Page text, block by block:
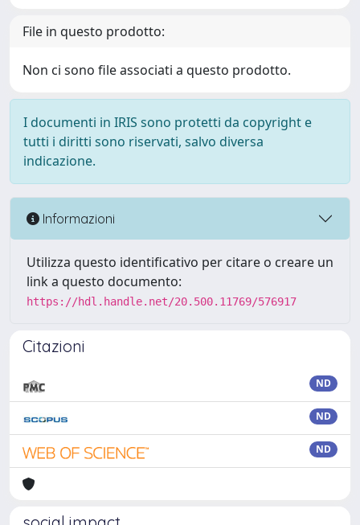
File in questo prodotto:
Non ci sono file associati a questo prodotto.
I documenti in IRIS sono protetti da copyright e
tutti i diritti sono riservati, salvo diversa
indicazione.
Informazioni
Utilizza questo identificativo per citare o creare un
link a questo documento:
https://hdl.handle.net/20.500.11769/576917
Citazioni
ND
ND
ND